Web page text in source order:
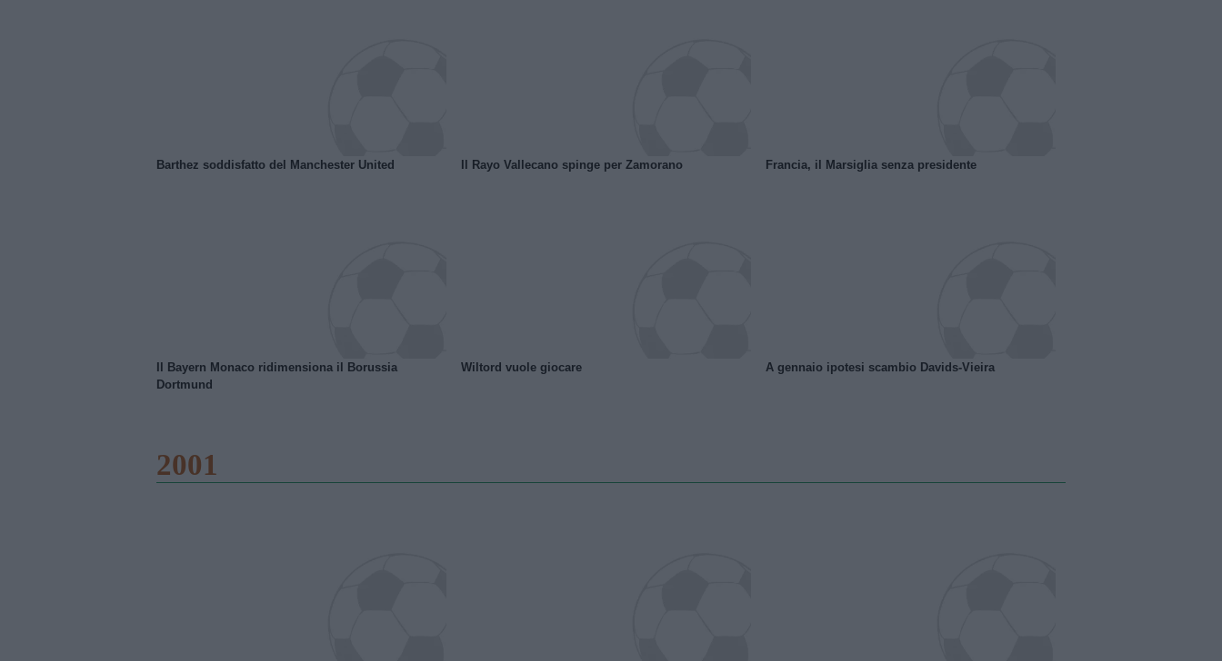
Barthez soddisfatto del Manchester United Il Rayo Vallecano spinge per Zamorano Francia, il Marsiglia senza presidente
Il Bayern Monaco ridimensiona il Borussia
Dortmund
Wiltord vuole giocare A gennaio ipotesi scambio Davids-Vieira
2001